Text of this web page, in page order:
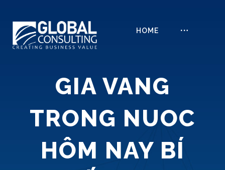
HOME
GIA VANG
TRONG NUOC
HÔM NAY BÍ